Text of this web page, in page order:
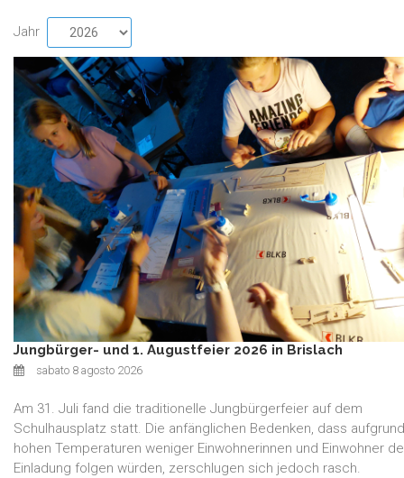
Jahr
Jungbürger- und 1. Augustfeier 2026 in Brislach
sabato 8 agosto 2026
Am 31. Juli fand die traditionelle Jungbürgerfeier auf dem
Schulhausplatz statt. Die anfänglichen Bedenken, dass
hohen Temperaturen weniger Einwohnerinnen und Einwohner
Einladung folgen würden, zerschlugen sich jedoch rasch.